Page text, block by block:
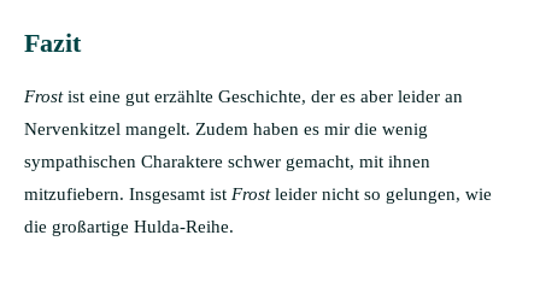
Fazit
Frostist eine gut erzählte Geschichte, der es aber leider an
Nervenkitzel mangelt. Zudem haben es mir die wenig
sympathischen Charaktere schwer gemacht, mit ihnen
mitzufiebern. Insgesamt ist Frostleider nicht so gelungen, wie
die großartige Hulda-Reihe.